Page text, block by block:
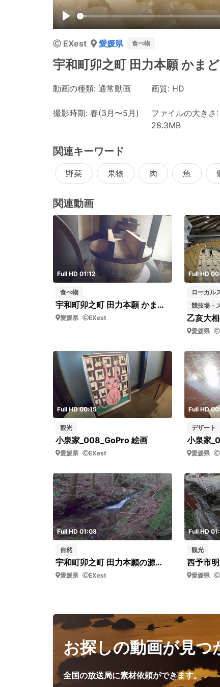
Play
EXest 愛媛県 食べ物
宇和町卯之町 田力本願 か
動画の種類: 通常動画 画質: HD
撮影時期: 春(3月〜5月)
ファイルの大きさ:
28.3MB
関連キーワード
野菜 果物 肉 魚
関連動画
Full HD 01:12
食べ物
宇和町卯之町 田力本願 かまどでお米を炊く⑨
愛媛県 EXest
Full HD
ローカル
競技場・
愛媛県
Full HD 00:15
観光
小泉家_008_GoPro 絵画
愛媛県 EXest
Full HD
デザート
愛媛県
Full HD 01:08
自然
宇和町卯之町 田力本願の源流⑤
愛媛県 EXest
Full HD
観光
愛媛県
お探しの動画が見つ
全国の放送局に素材依頼ができます。